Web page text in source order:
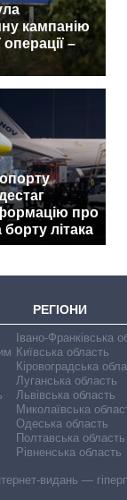
кампанію
–
про
літака
РЕГІОНИ
Івано-Франківська
Київська область
Кіровоградська
Луганська область
Львівська область
Миколаївська
Одеська область
Полтавська область
Рівненська область
видань —